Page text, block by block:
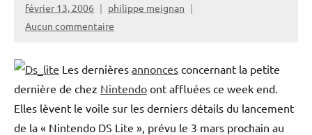
février 13, 2006
philippe meignan
Aucun commentaire
Les dernières annonces concernant la petite
dernière de chez Nintendo ont affluées ce week end.
Elles lèvent le voile sur les derniers détails du lancement
de la « Nintendo DS Lite », prévu le 3 mars prochain au